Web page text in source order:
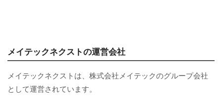
メイテックネクストの運営会社
メイテックネクストは、株式会社メイテックのグループ会社
として運営されています。